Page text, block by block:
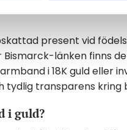
present vid
länken finns
i 18K guld eller
transparens kring
i guld?